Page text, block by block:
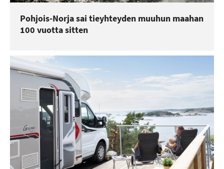
Pohjois-Norja sai tieyhteyden muuhun maahan
100 vuotta sitten